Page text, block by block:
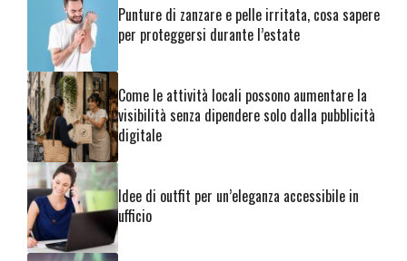
Punture di zanzare e pelle irritata, cosa sapere
per proteggersi durante l’estate
Come le attività locali possono aumentare la
visibilità senza dipendere solo dalla pubblicità
digitale
Idee di outfit per un’eleganza accessibile in
ufficio